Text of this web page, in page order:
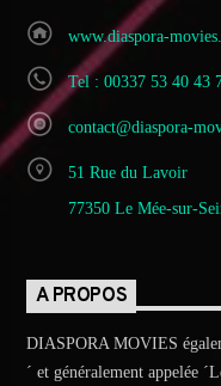
www.diaspora-
Tel : 00337 53 40 43
contact@diaspora-
51 Rue du Lavoir
77350 Le Mée-sur-
A PROPOS
DIASPORA MOVIES
´ et généralement appelée